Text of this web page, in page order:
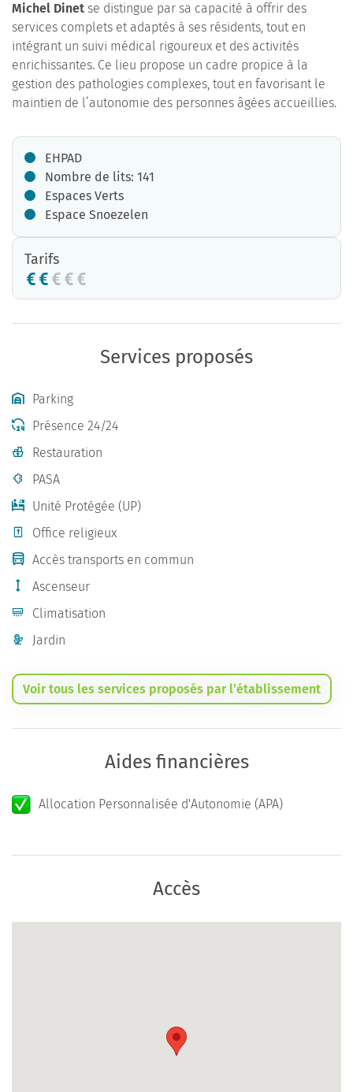
Michel Dinet se distingue par sa capacité à offrir des
services complets et adaptés à ses résidents, tout en
intégrant un suivi médical rigoureux et des activités
enrichissantes. Ce lieu propose un cadre propice à la
gestion des pathologies complexes, tout en favorisant le
maintien de l’autonomie des personnes âgées accueillies.
EHPAD
Nombre de lits: 141
Espaces Verts
Espace Snoezelen
Tarifs
Services proposés
Parking
Présence 24/24
Restauration
PASA
Unité Protégée (UP)
Office religieux
Accès transports en commun
Ascenseur
Climatisation
Jardin
Voir tous les services proposés par l’établissement
Aides financières
Allocation Personnalisée d'Autonomie (APA)
Accès